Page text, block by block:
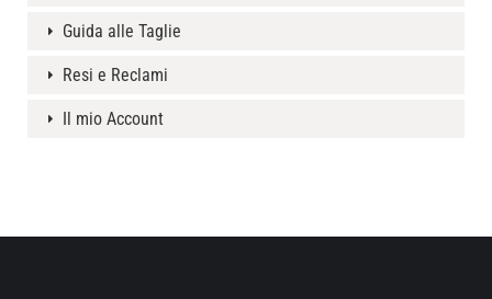
Guida alle Taglie
Resi e Reclami
Il mio Account